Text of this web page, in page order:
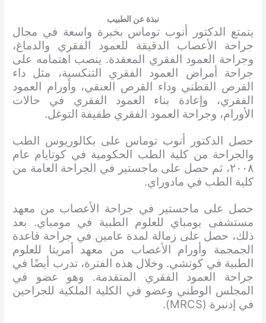
نبذة عن الطبيب
يتمتع الدكتور أنوب توماس بخبرة واسعة في مجال
جراحة الأعصاب الدقيقة للعمود الفقري والدماغ،
وجراحة العمود الفقري المعقدة. ينصب اهتمامه على
جراحة أمراض العمود الفقري التنكسية، مثل داء
القرص القطني وداء القرص العنقي، وأورام العمود
الفقري، وإعادة بناء العمود الفقري في حالات
الأورام، وجراحة العمود الفقري طفيفة التوغل.
حصل الدكتور أنوب توماس على بكالوريوس الطب
والجراحة من كلية الطب الحكومية في كوتايام عام
٢٠٠٨، ثم حصل على ماجستير في الجراحة العامة من
كلية الطب في مادوراي.
حصل على ماجستير في جراحة الأعصاب من معهد
مستشفى بومباي للعلوم الطبية في مومباي. بعد
ذلك، حصل على زمالة لمدة عامين في جراحة قاعدة
الجمجمة وأورام الأعصاب من معهد أمريتا للعلوم
الطبية في كوتشي. وخلال هذه الفترة، تدرب أيضًا في
جراحة العمود الفقري المتقدمة. وهو عضو في
المجلس الوطني وعضو في الكلية الملكية للجراحين
في إدنبرة (MRCS).